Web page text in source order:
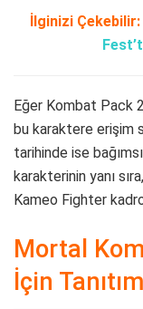
İlginizi Çekebilir:
Eğer Kombat Pack
bu karaktere erişim
tarihinde ise
karakterinin yanı
Kameo Fighter
Mortal
İçin